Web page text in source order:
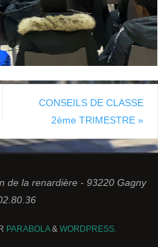
CONSEILS DE CLASSE
2ème TRIMESTRE »
de la renardière - 93220 Gagny
PARABOLA& WORDPRESS.